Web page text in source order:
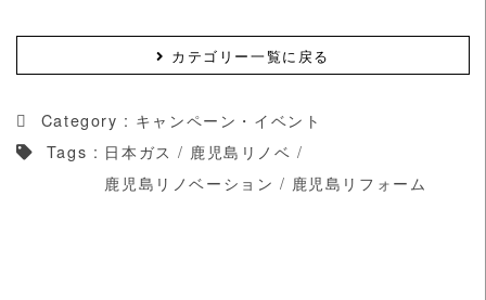
カテゴリー一覧に戻る
Category : キャンペーン・イベント
Tags : 日本ガス / 鹿児島リノベ /
鹿児島リノベーション / 鹿児島リフォーム